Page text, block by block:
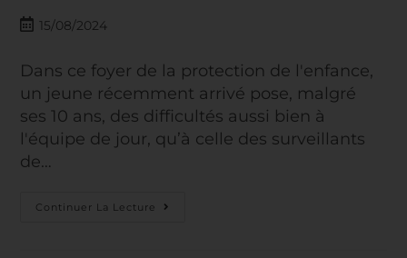
15/08/2024
Dans ce foyer de la protection de l'enfance,
un jeune récemment arrivé pose, malgré
ses 10 ans, des difficultés aussi bien à
l'équipe de jour, qu’à celle des surveillants
de…
Continuer La Lecture